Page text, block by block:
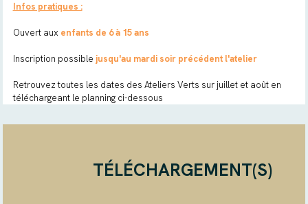
Infos pratiques :
Ouvert aux enfants de 6 à 15 ans
Inscription possible jusqu'au mardi soir précédent l'atelier
Retrouvez toutes les dates des Ateliers Verts sur juillet et août en
téléchargeant le planning ci-dessous
TÉLÉCHARGEMENT(S)